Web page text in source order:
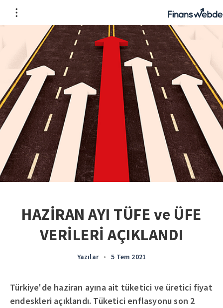
HAZİRAN AYI TÜFE ve ÜFE
VERİLERİ AÇIKLANDI
Yazılar • 5 Tem 2021
Türkiye'de haziran ayına ait tüketici ve üretici fiyat
endeskleri açıklandı. Tüketici enflasyonu son 2